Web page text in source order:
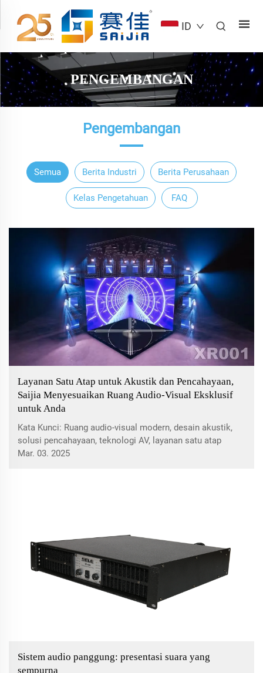
ID
PENGEMBANGAN
Pengembangan
Semua Berita Industri Berita Perusahaan
Kelas Pengetahuan FAQ
Layanan Satu Atap untuk Akustik dan Pencahayaan,
Saijia Menyesuaikan Ruang Audio-Visual Eksklusif
untuk Anda
Kata Kunci: Ruang audio-visual modern, desain akustik,
solusi pencahayaan, teknologi AV, layanan satu atap
Saijia. Temukan bagaimana solusi satu atap Saijia untuk
Mar. 03. 2025
Sistem audio panggung: presentasi suara yang
sempurna